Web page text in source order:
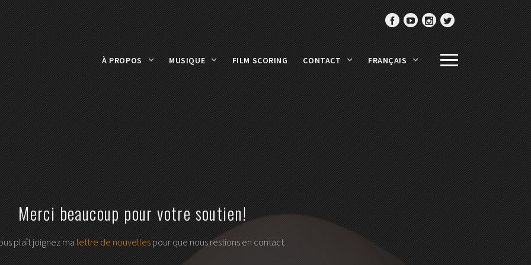
À PROPOS MUSIQUE FILM SCORING CONTACT FRANÇAIS
Merci beaucoup pour votre soutien!
plaît joignez ma lettre de nouvellespour que nous restions en contact.